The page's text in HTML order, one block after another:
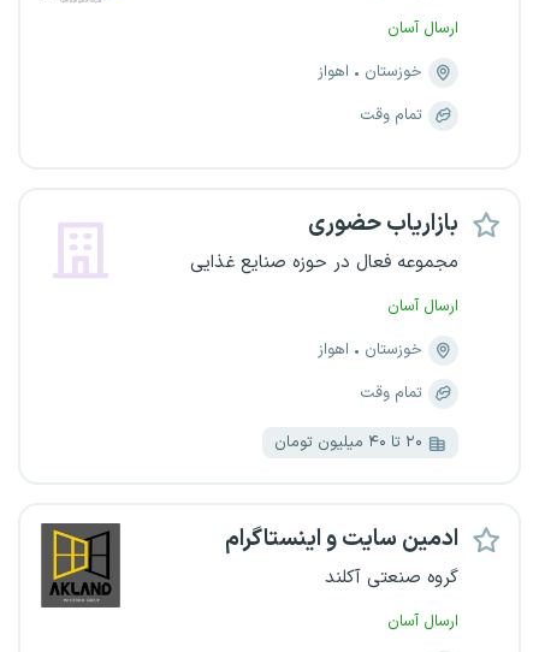
ارسال آسان
خوزستان
اهواز
تمام وقت
بازاریاب حضوری
مجموعه فعال در حوزه صنایع غذایی
ارسال آسان
خوزستان
اهواز
تمام وقت
۲۰ تا ۴۰ میلیون تومان
ادمین سایت و اینستاگرام
گروه صنعتی آکلند
ارسال آسان